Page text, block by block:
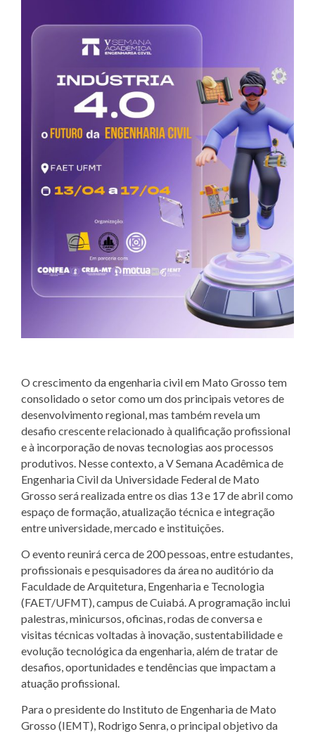
O crescimento da engenharia civil em Mato Grosso tem
consolidado o setor como um dos principais vetores de
desenvolvimento regional, mas também revela um
desafio crescente relacionado à qualificação profissional
e à incorporação de novas tecnologias aos processos
produtivos. Nesse contexto, a V Semana Acadêmica de
Engenharia Civil da Universidade Federal de Mato
Grosso será realizada entre os dias 13 e 17 de abril como
espaço de formação, atualização técnica e integração
entre universidade, mercado e instituições.
O evento reunirá cerca de 200 pessoas, entre estudantes,
profissionais e pesquisadores da área no auditório da
Faculdade de Arquitetura, Engenharia e Tecnologia
(FAET/UFMT), campus de Cuiabá. A programação inclui
palestras, minicursos, oficinas, rodas de conversa e
visitas técnicas voltadas à inovação, sustentabilidade e
evolução tecnológica da engenharia, além de tratar de
desafios, oportunidades e tendências que impactam a
atuação profissional.
Para o presidente do Instituto de Engenharia de Mato
Grosso (IEMT), Rodrigo Senra, o principal objetivo da